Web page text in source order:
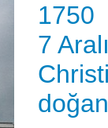
1750
7